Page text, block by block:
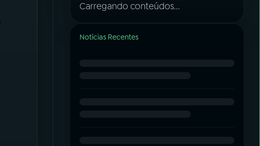
Carregando conteúdos...
Notícias Recentes